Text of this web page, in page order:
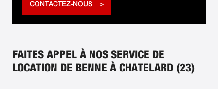
CONTACTEZ-NOUS
FAITES APPEL À NOS SERVICE DE
LOCATION DE BENNE À CHATELARD (23)